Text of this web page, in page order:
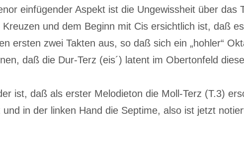
einfügender Aspekt ist die Ungewissheit über das
und dem Beginn mit Cis ersichtlich ist, daß
ersten zwei Takten aus, so daß sich ein „hohler“
daß die Dur-Terz (eis´) latent im Obertonfeld
ist, daß als erster Melodieton die Moll-Terz (T.3)
und in der linken Hand die Septime, also ist jetzt